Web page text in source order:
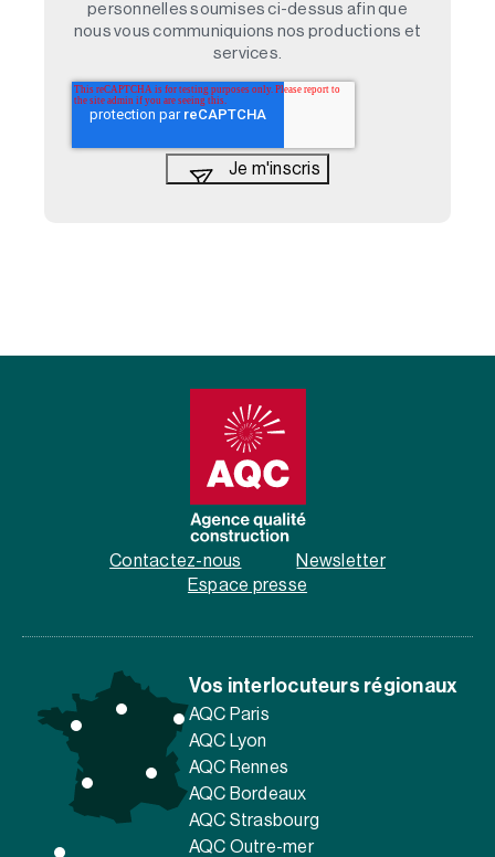
personnelles soumises ci-dessus afin que
nous vous communiquions nos productions et
services.
Contactez-nous
Newsletter
Espace presse
Vos interlocuteurs régionaux
AQC Paris
AQC Lyon
AQC Rennes
AQC Bordeaux
AQC Strasbourg
AQC Outre-mer